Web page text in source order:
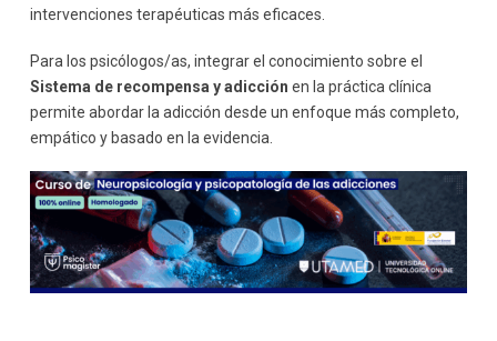
intervenciones terapéuticas más eficaces.
Para los psicólogos/as, integrar el conocimiento sobre el
Sistema de recompensa y adicción en la práctica clínica
permite abordar la adicción desde un enfoque más completo,
empático y basado en la evidencia.